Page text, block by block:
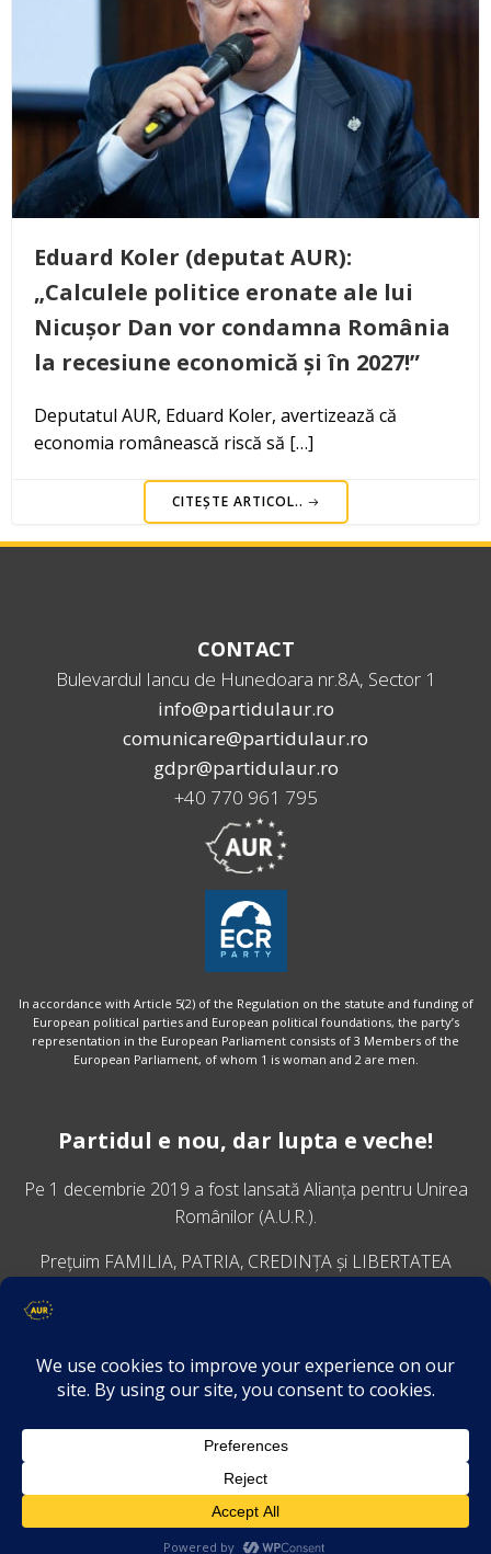
Eduard Koler (deputat AUR):
„Calculele politice eronate ale lui
Nicușor Dan vor condamna România
la recesiune economică și în 2027!”
Deputatul AUR, Eduard Koler, avertizează că
economia românească riscă să […]
CITEȘTE ARTICOL..
CONTACT
Bulevardul Iancu de Hunedoara nr.8A, Sector 1
info@partidulaur.ro
comunicare@partidulaur.ro
gdpr@partidulaur.ro
+40 770 961 795
In accordance with Article 5(2) of the Regulation on the statute and funding of
European political parties and European political foundations, the party’s
representation in the European Parliament consists of 3 Members of the
European Parliament, of whom 1 is woman and 2 are men.
Partidul e nou, dar lupta e veche!
Pe 1 decembrie 2019 a fost lansatăAlianța pentru Unirea
Românilor (A.U.R.).
Prețuim FAMILIA, PATRIA, CREDINȚA și LIBERTATEA
VINO ALĂTURI DE NOI
Descarcă aplicația Platforma AUR
Termeni și condiții de confidențialitate
GDPR